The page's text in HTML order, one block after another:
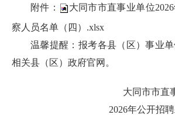
附件：
大同市市直事业单位
察人员名单（四）.xlsx
温馨提醒：报考各县（区）事业
相关县（区）政府官网。
大同市市直
2026年公开招